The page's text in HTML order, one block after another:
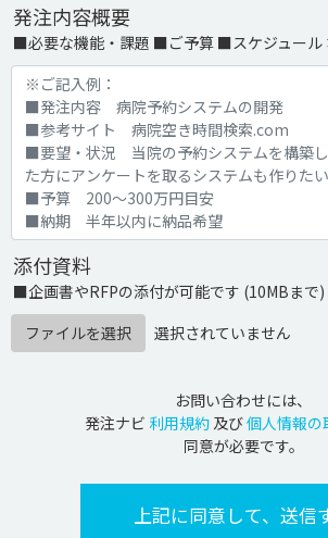
発注内容概要
■必要な機能・課題 ■ご予算 ■スケジュール
添付資料
■企画書やRFPの添付が可能です (10MBまで)
ファイルを選択
選択されていません
お問い合わせには、
発注ナビ 利用規約 及び個人情報の
同意が必要です。